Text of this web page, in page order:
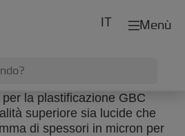
Menù
IT
la plastificazione GBC
superiore sia lucide che
di spessori in micron per